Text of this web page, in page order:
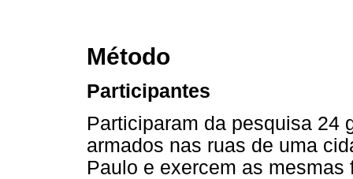
Método
Participantes
Participaram da pesquisa 24
armados nas ruas de uma
Paulo e exercem as